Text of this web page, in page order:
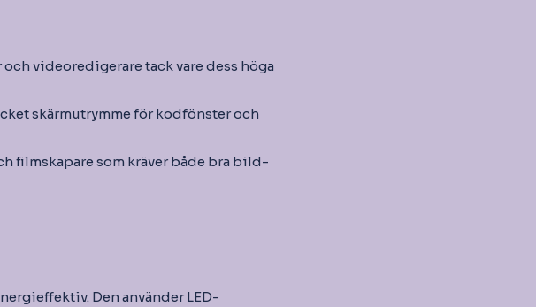
videoredigerare tack vare dess höga
skärmutrymme för kodfönster och
filmskapare som kräver både bra bild-
Den använder LED-